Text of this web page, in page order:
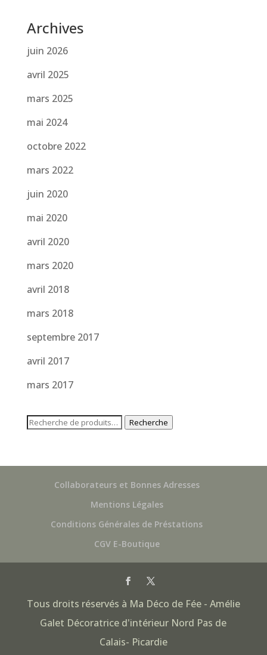
Archives
juin 2026
avril 2025
mars 2025
mai 2024
octobre 2022
mars 2022
juin 2020
mai 2020
avril 2020
mars 2020
avril 2018
mars 2018
septembre 2017
avril 2017
mars 2017
Recherche
Recherche
Collaborateurs et Bonnes Adresses
Mentions Légales
Conditions Générales de Préstations
CGV E-Boutique
Tous droits réservés à Ma Déco de Fée - Amélie
Galet Décoratrice d'intérieur Nord Pas de
Calais- Picardie